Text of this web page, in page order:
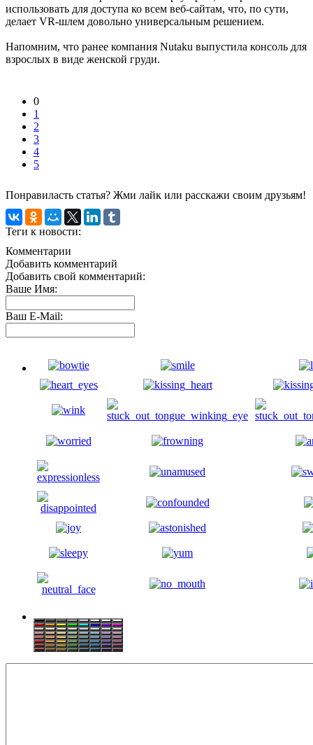
использовать для доступа ко всем веб-сайтам, что, по сути,
делает VR-шлем довольно универсальным решением.
Напомним, что ранее компания Nutaku выпустила консоль для
взрослых в виде женской груди.
0
1
2
3
4
5
Понравиласть статья? Жми лайк или расскажи своим друзьям!
Теги к новости:
Комментарии
Добавить комментарий
Добавить свой комментарий:
Ваше Имя:
Ваш E-Mail: